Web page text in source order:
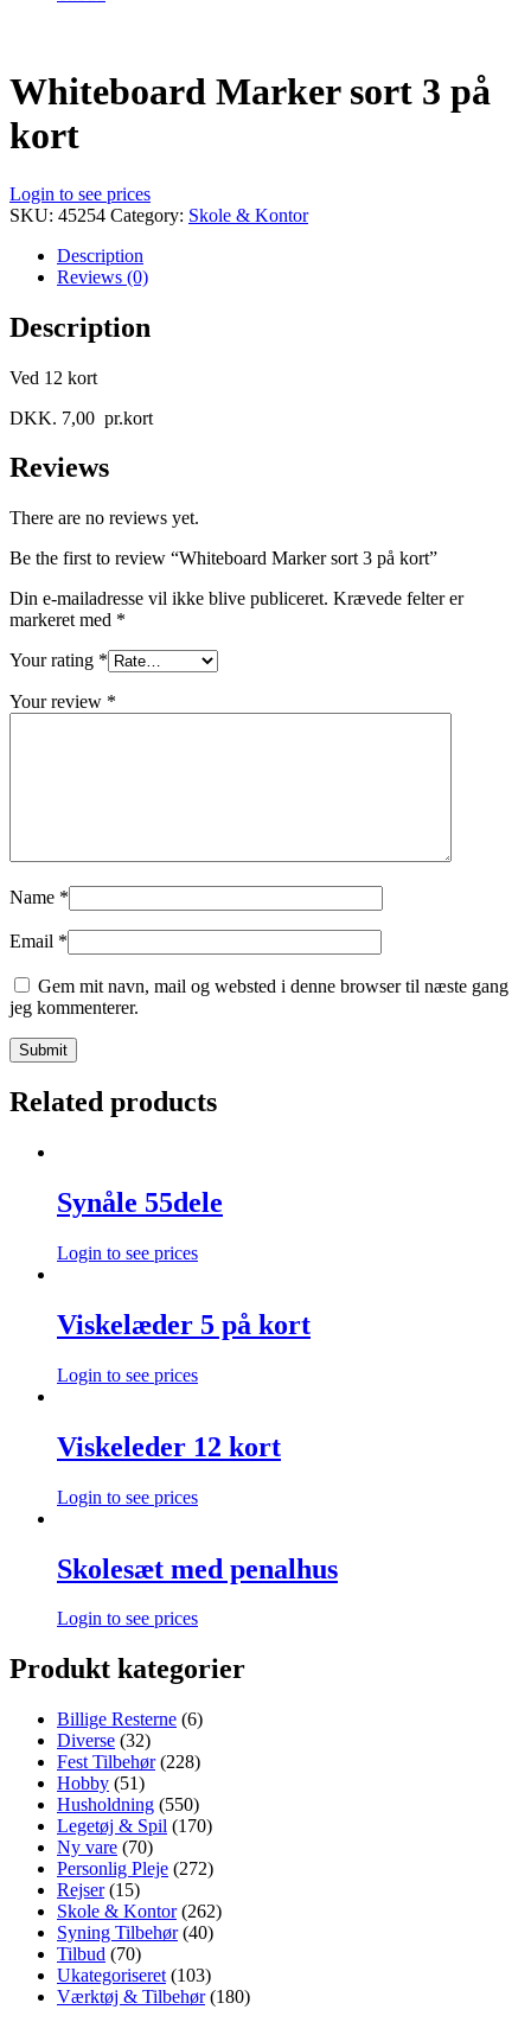
Whiteboard Marker sort 3 på
kort
Login to see prices
SKU: 45254 Category: Skole & Kontor
Description
Reviews (0)
Description
Ved 12 kort
DKK. 7,00 pr.kort
Reviews
There are no reviews yet.
Be the first to review “Whiteboard Marker sort 3 på kort”
Din e-mailadresse vil ikke blive publiceret. Krævede felter er
markeret med *
Your rating *
Your review *
Name *
Email *
Gem mit navn, mail og websted i denne browser til næste gang
jeg kommenterer.
Related products
Synåle 55dele
Login to see prices
Viskelæder 5 på kort
Login to see prices
Viskeleder 12 kort
Login to see prices
Skolesæt med penalhus
Login to see prices
Produkt kategorier
Billige Resterne (6)
Diverse (32)
Fest Tilbehør (228)
Hobby (51)
Husholdning (550)
Legetøj & Spil (170)
Ny vare (70)
Personlig Pleje (272)
Rejser (15)
Skole & Kontor (262)
Syning Tilbehør (40)
Tilbud (70)
Ukategoriseret (103)
Værktøj & Tilbehør (180)